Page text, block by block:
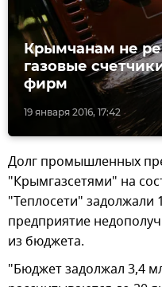
19 января 2016, 17:42
Крымчанам не
газовые
фирм
Долг промышленных
"Крымгазсетями" на
"Теплосети" задолжали
предприятие
из бюджета.
"Бюджет задолжал 3,4